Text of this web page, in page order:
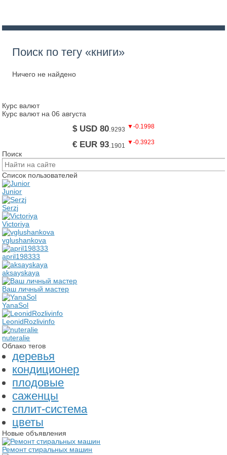
Поиск по тегу «книги»
Ничего не найдено
Курс валют
Курс валют на 06 августа
$ USD 80 9293 ▼-0.1998
€ EUR 93 1901 ▼-0.3923
Поиск
Список пользователей
Junior
Serzj
Victoriya
vglushankova
april198333
aksayskaya
Ваш личный мастер
YanaSol
LeonidRozlivinfo
nuteralie
Облако тегов
деревья
кондиционер
плодовые
саженцы
сплит-система
цветы
Новые объявления
Ремонт стиральных машин